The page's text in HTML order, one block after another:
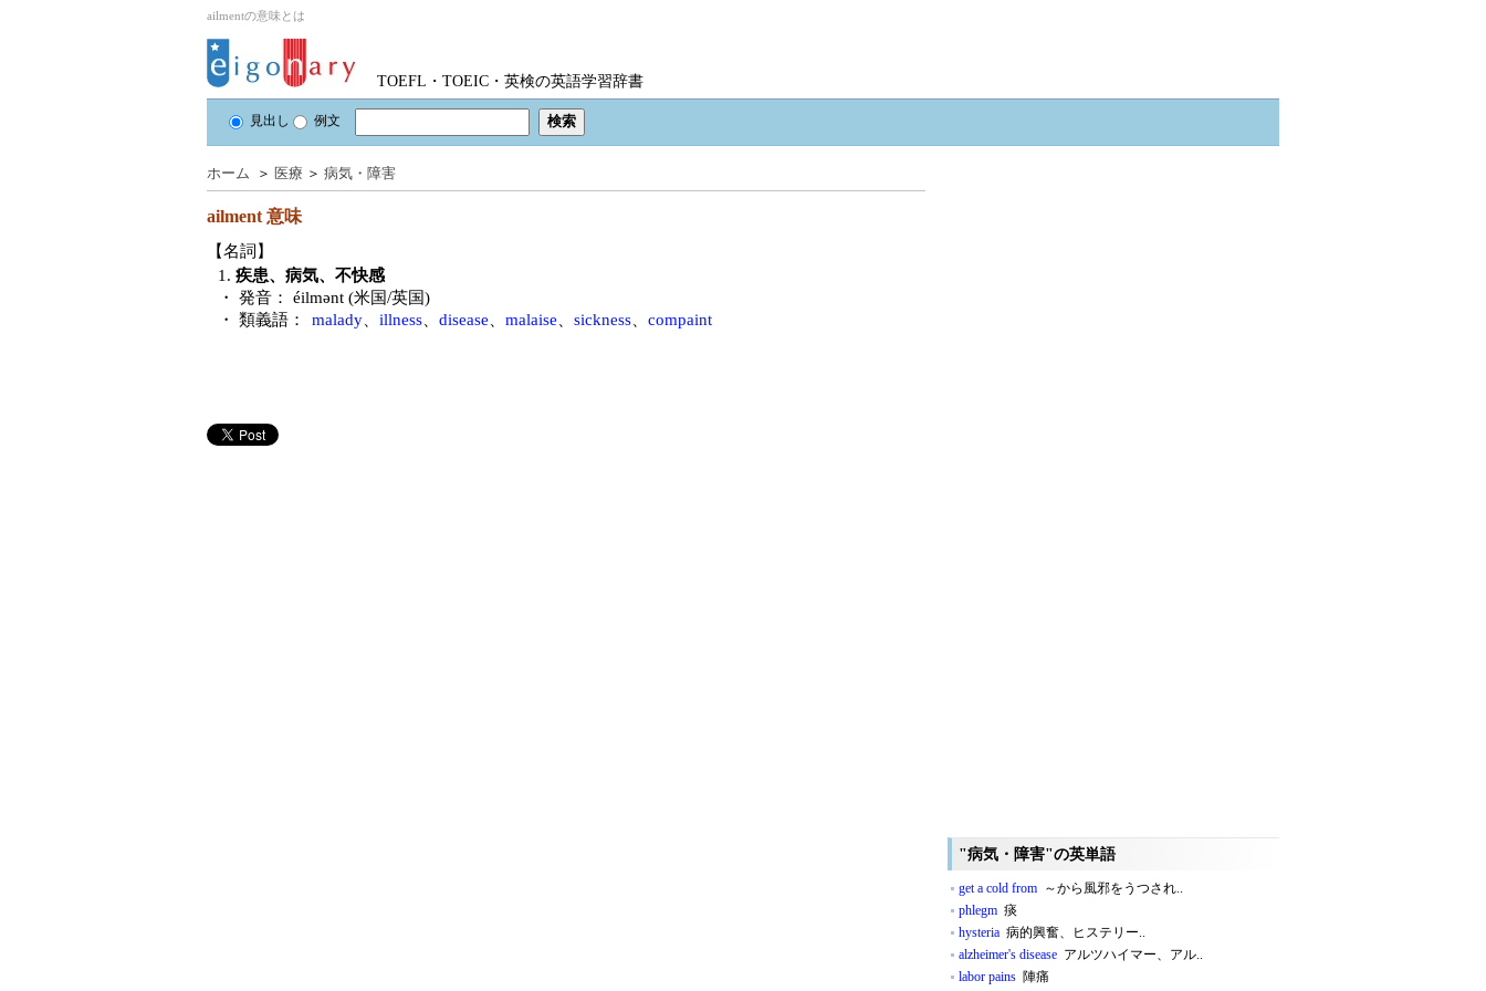
ailmentの意味とは
TOEFL・TOEIC・英検の英語学習辞書
見出し 例文
ホーム ＞ 医療 ＞ 病気・障害
ailment 意味
【名詞】
1. 疾患、病気、不快感
・ 発音：
éilmənt (米国/英国)
・ 類義語：
malady illness disease malaise sickness compaint
"病気・障害"の英単語
get a cold from ～から風邪をうつされ..
phlegm 痰
hysteria 病的興奮、ヒステリー..
alzheimer's disease アルツハイマー、アル..
labor pains 陣痛